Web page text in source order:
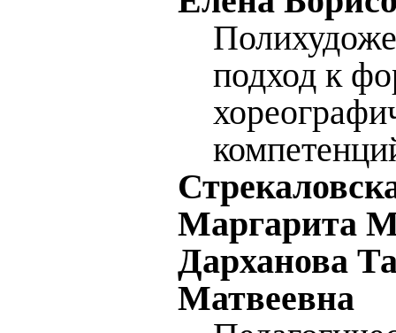
подход к
Маргарита
Дарханова
Матвеевна